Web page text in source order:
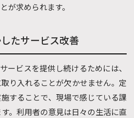
が求められます。
たサービス改善
ービスを提供し続けるためには、
り入れることが欠かせません。定
することで、現場で感じている課
。利用者の意見は日々の生活に直